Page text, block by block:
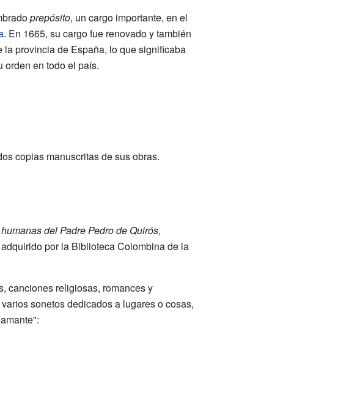
prepósito, un cargo importante, en el
. En 1665, su cargo fue renovado y también
la provincia de España, lo que significaba
orden en todo el país.
copias manuscritas de sus obras.
del Padre Pedro de Quirós,
por la Biblioteca Colombina de la
canciones religiosas, romances y
sonetos dedicados a lugares o cosas,